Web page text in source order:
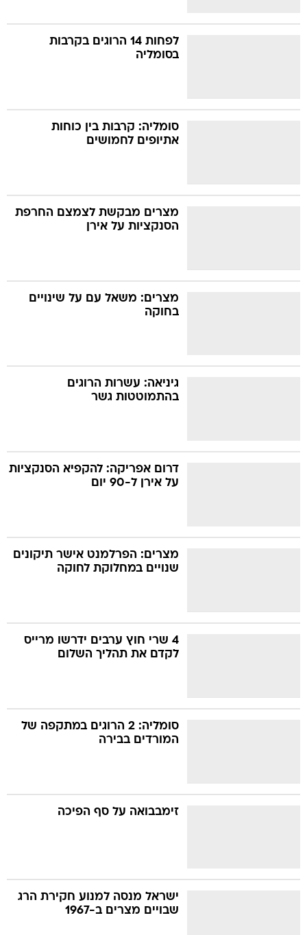
לפחות 14 הרוגים בקרבות
בסומליה
סומליה: קרבות בין כוחות
אתיופים לחמושים
מצרים מבקשת לצמצם החרפת
הסנקציות על אירן
מצרים: משאל עם על שינויים
בחוקה
גיניאה: עשרות הרוגים
בהתמוטטות גשר
דרום אפריקה: להקפיא הסנקציות
על אירן ל-90 יום
מצרים: הפרלמנט אישר תיקונים
שנויים במחלוקת לחוקה
4 שרי חוץ ערבים ידרשו מרייס
לקדם את תהליך השלום
סומליה: 2 הרוגים במתקפה של
המורדים בבירה
זימבבואה על סף הפיכה
ישראל מנסה למנוע חקירת הרג
שבויים מצרים ב-1967